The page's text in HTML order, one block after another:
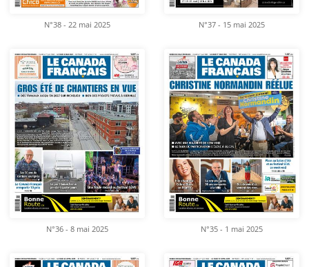
N°38 - 22 mai 2025 N°37 - 15 mai 2025
N°36 - 8 mai 2025 N°35 - 1 mai 2025